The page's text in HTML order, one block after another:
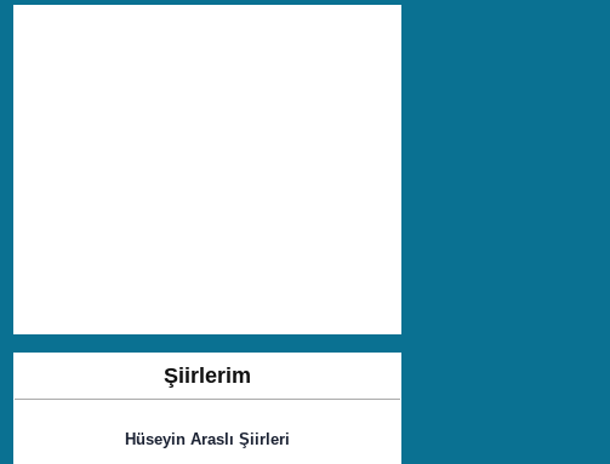
Şiirlerim
Hüseyin Araslı Şiirleri